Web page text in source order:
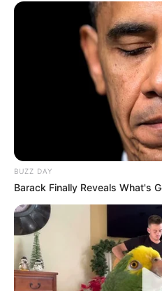
BUZZ DAY
Barack Finally Reveals What's